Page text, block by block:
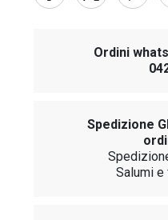
Ordini
Spedizione
Salumi